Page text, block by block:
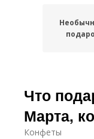
Что
Марта,
Конфеты